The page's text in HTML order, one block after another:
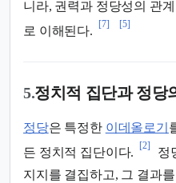
니라, 권력과 정당성의 관
로 이해된다.
[7] [5]
5.정치적 집단과 정당
정당은 특정한 이데올로기
든 정치적 집단이다.
[2]
정
지지를 결집하고, 그 결과를